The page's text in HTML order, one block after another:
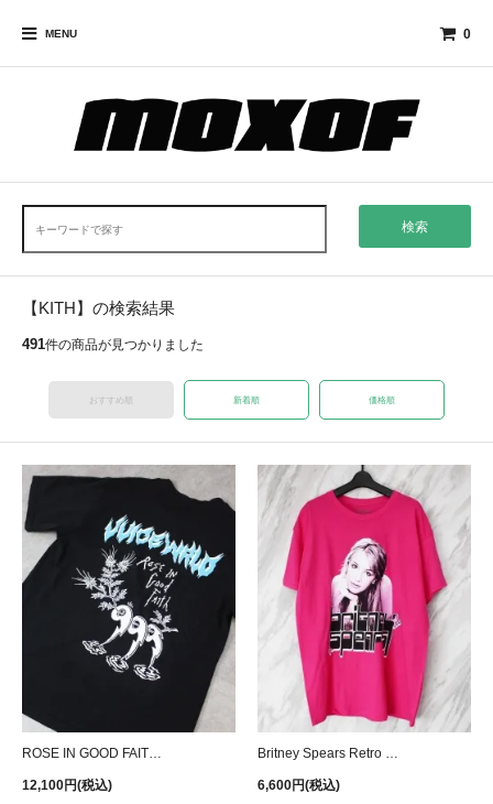
MENU 0
検索
【KITH】の検索結果
491件の商品が見つかりました
おすすめ順 新着順 価格順
12,100円(税込) 6,600円(税込)